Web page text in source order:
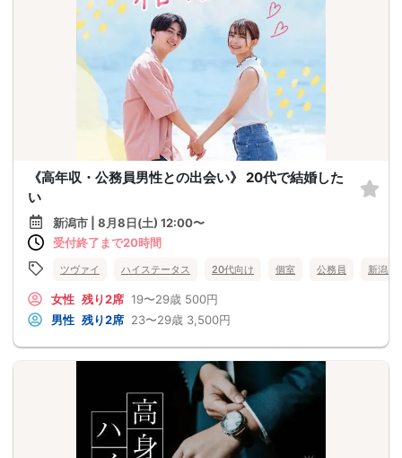
《高年収・公務員男性との出会い》 20代で結婚した
い
新潟市 | 8月8日(土) 12:00〜
受付終了まで20時間
ツヴァイ ハイステータス 20代向け 個室 公務員 新潟県
女性 残り2席 19〜29歳 500円
男性 残り2席 23〜29歳 3,500円